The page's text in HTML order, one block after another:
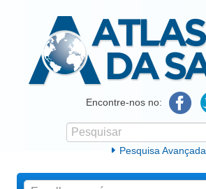
Atlas da SaúdeEncontre-nos no:
Formulário de procura
Pesquisar
Pesquisa Avançada